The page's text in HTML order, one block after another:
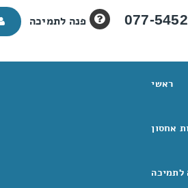
077- פנה לתמיכה
ראשי
אחסון
לתמיכה -